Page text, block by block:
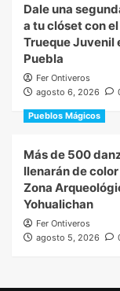
Dale una
a tu clóset con el
Trueque Juvenil
Puebla
Fer Ontiveros
agosto 6, 2026
Pueblos Mágicos
Más de 500
llenarán de color
Zona
Yohualichan
Fer Ontiveros
agosto 5, 2026